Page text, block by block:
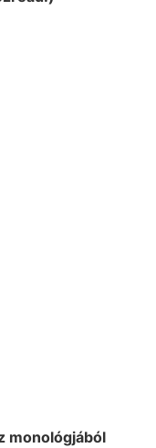
monológjából